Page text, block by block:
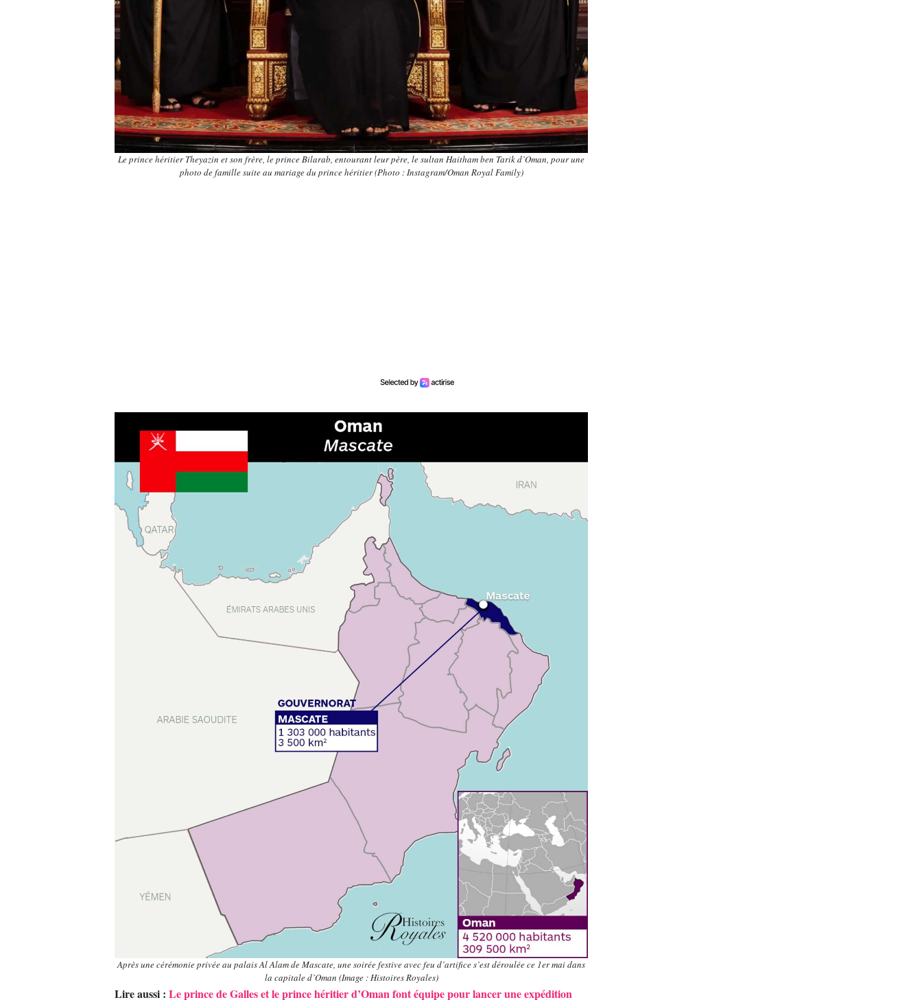
Le prince héritier Theyazin et son frère, le prince Bilarab, entourant leur père, le sultan Haitham ben Tarik d’Oman, pour une
photo de famille suite au mariage du prince héritier (Photo : Instagram/Oman Royal Family)
Après une cérémonie privée au palais Al Alam de Mascate, une soirée festive avec feu d’artifice s’est déroulée ce 1er mai dans
la capitale d’Oman (Image : Histoires Royales)
Lire aussi : Le prince de Galles et le prince héritier d’Oman font équipe pour lancer une expédition